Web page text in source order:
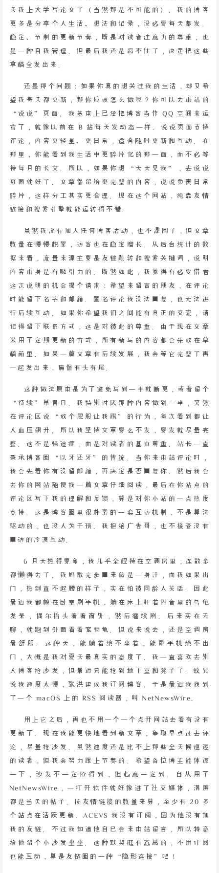
天我上大学写论文了（当然那是不可能的）。我的博客
更多是分享个人生活、想法和记录，没必要每天都发。
稳定、节制的更新节奏，既是对读者注意力的尊重，也
是一种自我管理。但最后我还是忍不住了，决定把这些
草稿全发出来。
还是那个问题：如果你真的想关注我的生活，却又希
望我每天都更新，那你应该怎么做呢？你可以去本站的
“说说”页面。我基本上已经把博客当作 QQ 空间来运
营了，就像以前在 B 站每天发动态一样。说说页面支持
评论，内容更轻量、更日常，适合随时更新和互动。在
那里，你能看到我生活中更碎片化的那一面，而不必等
待每月的长文。所以，如果你想“天天见我”，去说说
页面就好了。文章保留给更完整的内容，说说负责日常
碎片，这样分工其实更合理。现在这个网站，纯靠友情
链接和搜索引擎就能运转得不错。
虽然我没有加入任何博客活动，也不混圈子，但文章
数量在慢慢积累，访客也在稳定增长。从后台统计的数
据来看，流量来源主要是友链跳转和搜索关键词，说明
内容本身是有吸引力的。既然如此，我觉得有必要借着
这次说明的机会提个请求：希望来留言的朋友，在评论
时能留下名字和邮箱。匿名评论我没法回复，也无法进
行后续互动。如果你希望我们之间能有真正的交流，请
记得留下联系方式，这是对彼此的尊重。由于现在文章
采用了定期更新的方式，所有新写的内容都会先放在草
稿箱里。如果一篇文章有后续发展，我会等它完整了再
一起发出来，确保有头有尾。
这种做法原本是为了避免写到一半就断更，或者留个
“待续”吊胃口。我特别讨厌那种内容做到一半，突然
在评论区说“放个屁股让我踢”的行为，每次看到都让
人血压飙升。所以我坚持文章要么不发，要发就尽量完
整。这不是强迫症，而是对读者的基本尊重。站长一直
秉承博客圈“以牙还牙”的传统。当你来本站评论时，
我会先看你有没留邮箱，再决定是否回复你。然后我会
去你的网站随便找一篇文章仔细阅读，最后在你站点的
评论区写下我的理解和反馈，算是对你小站的一点热度
支持。这是博客圈里很朴素的一套互访机制，不是算法
驱动的，也没人为干预。我拒绝广告哥，也不接受没有
回访的冷漠互动。
6 月天热得要命，我几乎全程待在空调房里，连散步
都懒得去了。我妈散完步回来总是一身汗，而我如果出
门，热到直不起腰的样子，实在怕被同龄人笑话。因此
最近我都赖在卧室刷手机，躺在床上盯着抖音里的乌龟
发呆，偶尔抬头看看窗外，然后继续刷。后来实在无
聊，就跑到外面看看宠物龟。但说来说去，还是空调房
最舒服。这种天，能躺着绝不坐着，能刷手机绝不出
门，大概是我对夏天最真实的态度了。我一直喜欢去别
人博客抢沙发，但最近只能抢到地下室和凳子了。蚊兄
说我速度太慢，张洪建议我订阅博客。于是最近我找到
了一个 macOS 上的 RSS 阅读器，叫 NetNewsWire。
用上它之后，再也不用一个一个点开网站去看有没有
更新了。现在我能更快地看到新文章，争取早点过去评
论，尽量抢沙发。虽然速度还是比不上那些全天候巡逻
的读者，但我会努力跟上节奏的。希望各位博主能体谅
一下，沙发不一定抢得到，但心意一定到。自从用了
NetNewsWire，一打开软件就好像进了社交媒体，满屏
都是当天的帖子。按友情链接的数量来算，至少有 20 多
个站点在活跃更新。ACEVS 我没有订阅，因为他没有加
我的友链。不过我知道他自己会来本站留言，所以特意
给他留个小沙发坐坐。这种默契挺有意思的，不用订阅
也能互动，算是友链圈的一种“隐形连接”吧！